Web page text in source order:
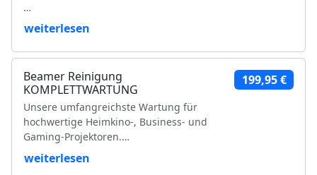
Leistungsumfang:
Reinigung der Luftfilter und Gehäuseteile
Reinigung der Kühlkörper
Objektivreinigung
Entfernung loser Staubablagerungen im
Geräteinneren
Prüfung der Bildqualität
Funktionsprüfung
weiterlesen
Beamer Reinigung
KOMPLETTWARTUNG
Unsere umfangreichste Wartung für
hochwertige Heimkino-, Business- und
Gaming-Projektoren.
Leistungsumfang:
weiterlesen
199,95 €